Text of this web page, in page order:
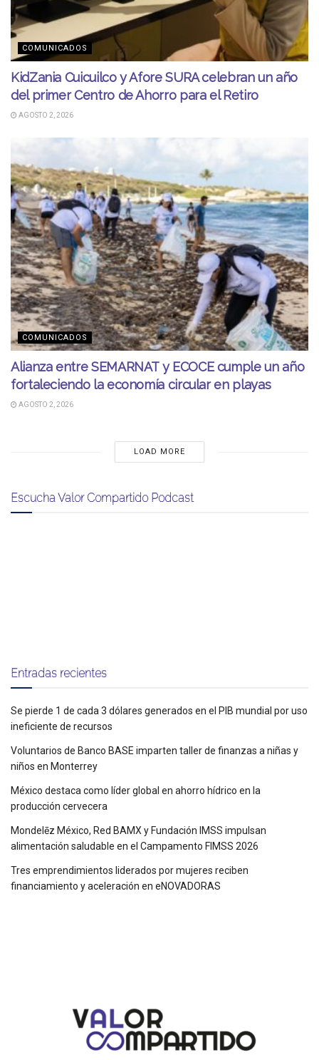
COMUNICADOS
KidZania Cuicuilco y Afore SURA celebran un año
del primer Centro de Ahorro para el Retiro
AGOSTO 2, 2026
COMUNICADOS
Alianza entre SEMARNAT y ECOCE cumple un año
fortaleciendo la economía circular en playas
AGOSTO 2, 2026
LOAD MORE
Escucha Valor Compartido Podcast
Entradas recientes
Se pierde 1 de cada 3 dólares generados en el PIB mundial por uso
ineficiente de recursos
Voluntarios de Banco BASE imparten taller de finanzas a niñas y
niños en Monterrey
México destaca como líder global en ahorro hídrico en la
producción cervecera
Mondelēz México, Red BAMX y Fundación IMSS impulsan
alimentación saludable en el Campamento FIMSS 2026
Tres emprendimientos liderados por mujeres reciben
financiamiento y aceleración en eNOVADORAS